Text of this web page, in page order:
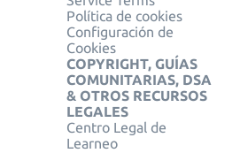
Política de cookies
Configuración de
Cookies
COPYRIGHT, GUÍAS
COMUNITARIAS, DSA
& OTROS RECURSOS
LEGALES
Centro Legal de
Learneo